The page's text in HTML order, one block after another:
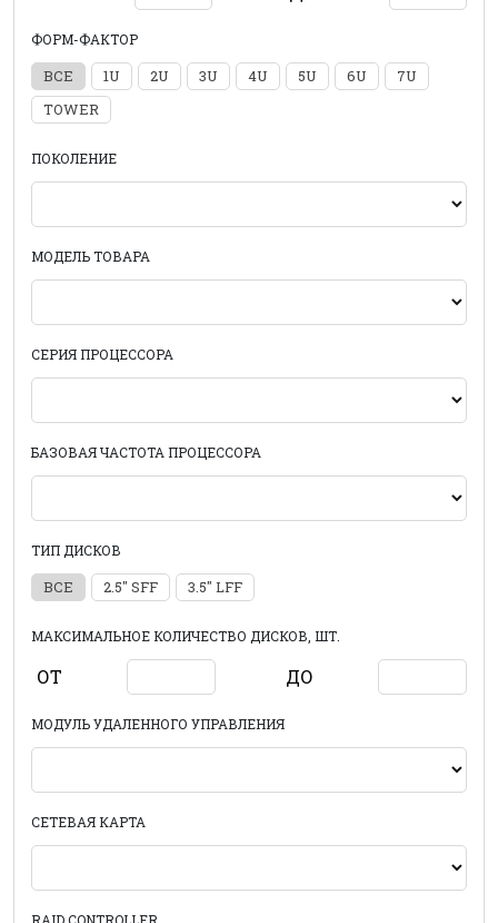
ФОРМ-ФАКТОР
ВСЕ 1U 2U 3U 4U 5U 6U
7U
TOWER
ПОКОЛЕНИЕ
МОДЕЛЬ ТОВАРА
СЕРИЯ ПРОЦЕССОРА
БАЗОВАЯ ЧАСТОТА ПРОЦЕССОРА
ТИП ДИСКОВ
ВСЕ 2.5" SFF 3.5" LFF
МАКСИМАЛЬНОЕ КОЛИЧЕСТВО ДИСКОВ, ШТ.
ОТ ДО
МОДУЛЬ УДАЛЕННОГО УПРАВЛЕНИЯ
СЕТЕВАЯ КАРТА